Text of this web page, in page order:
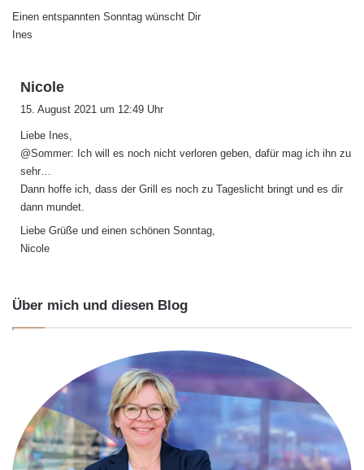
Einen entspannten Sonntag wünscht Dir
Ines
Nicole
t
:
15. August 2021 um 12:49 Uhr
Liebe Ines,
@Sommer: Ich will es noch nicht verloren geben, dafür mag ich ihn zu
sehr…
Dann hoffe ich, dass der Grill es noch zu Tageslicht bringt und es dir
dann mundet.
Liebe Grüße und einen schönen Sonntag,
Nicole
Über mich und diesen Blog